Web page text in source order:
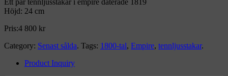
Höjd: 24 cm
Pris:4 800 kr
Category: Senast sålda. Tags: 1800-tal, Empire, tennljusstakar.
Product Inquiry